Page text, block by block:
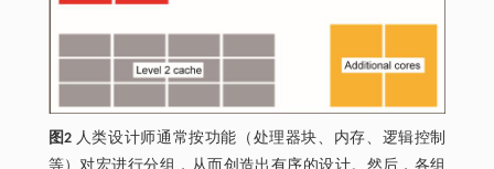
图2 人类设计师通常按功能（处理器块、内存、逻辑控制